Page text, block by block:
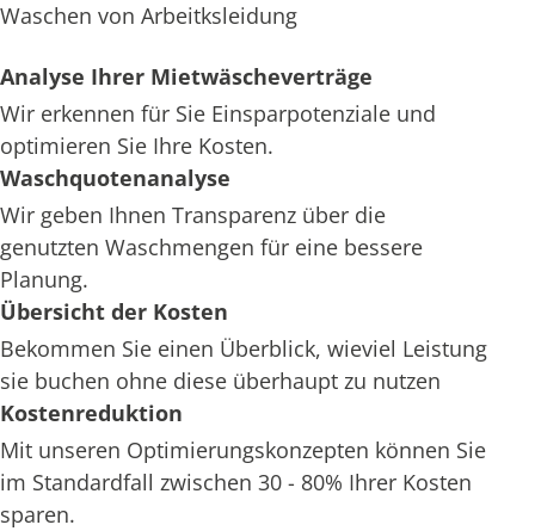
Waschen von Arbeitksleidung
Analyse Ihrer Mietwäscheverträge
Wir erkennen für Sie Einsparpotenziale und
optimieren Sie Ihre Kosten.
Waschquotenanalyse
Wir geben Ihnen Transparenz über die
genutzten Waschmengen für eine bessere
Planung.
Übersicht der Kosten
Bekommen Sie einen Überblick, wieviel Leistung
sie buchen ohne diese überhaupt zu nutzen
Kostenreduktion
Mit unseren Optimierungskonzepten können Sie
im Standardfall zwischen 30 - 80% Ihrer Kosten
sparen.